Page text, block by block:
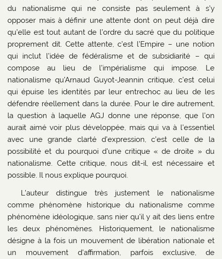
du nationalisme qui ne consiste pas seulement à s’y
opposer mais à définir une attente dont on peut déjà dire
qu’elle est tout autant de l’ordre du sacré que du politique
proprement dit. Cette attente, c’est l’Empire – une notion
qui inclut l’idée de fédéralisme et de subsidiarité – qui
compose au lieu de l’impérialisme qui impose. Le
nationalisme qu’Arnaud Guyot-Jeannin critique, c’est celui
qui épuise les identités par leur entrechoc au lieu de les
défendre réellement dans la durée. Pour le dire autrement,
la question à laquelle AGJ donne une réponse, que l’on
aurait aimé voir plus développée, mais qui va à l’essentiel
avec une grande clarté d’expression, c’est celle de la
possibilité et du pourquoi d’une critique « de droite » du
nationalisme. Cette critique, nous dit-il, est nécessaire et
possible. Il nous explique pourquoi.
L’auteur distingue très justement le nationalisme
comme phénomène historique du nationalisme comme
phénomène idéologique, sans nier qu’il y ait des liens entre
les deux phénomènes. Historiquement, le nationalisme
désigne à la fois un mouvement de libération nationale et
un mouvement d’affirmation, parfois exclusive, de